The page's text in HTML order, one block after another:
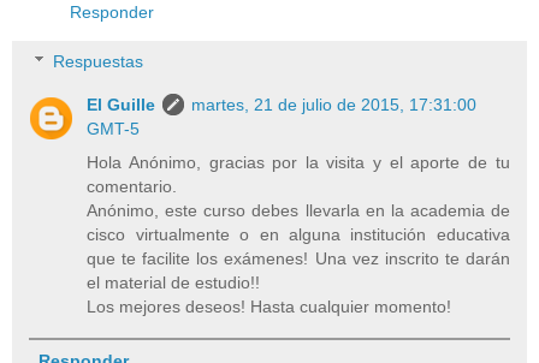
Responder
Respuestas
El Guille
martes, 21 de julio de 2015, 17:31:00
GMT-5
Hola Anónimo, gracias por la visita y el aporte de tu
comentario.
Anónimo, este curso debes llevarla en la academia de
cisco virtualmente o en alguna institución educativa
que te facilite los exámenes! Una vez inscrito te darán
el material de estudio!!
Los mejores deseos! Hasta cualquier momento!